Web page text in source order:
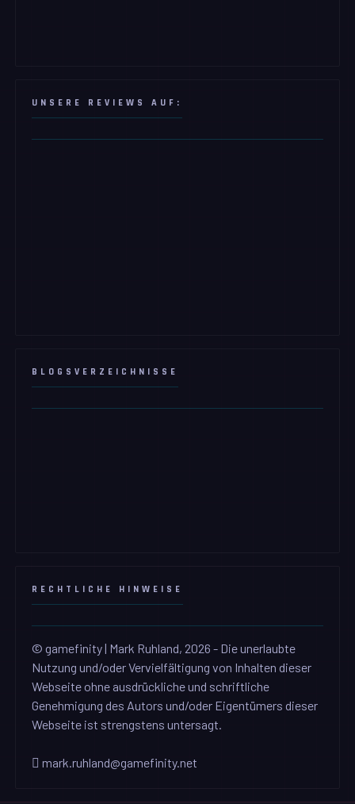
UNSERE REVIEWS AUF:
BLOGSVERZEICHNISSE
RECHTLICHE HINWEISE
© gamefinity | Mark Ruhland, 2026 - Die unerlaubte
Nutzung und/oder Vervielfältigung von Inhalten dieser
Webseite ohne ausdrückliche und schriftliche
Genehmigung des Autors und/oder Eigentümers dieser
Webseite ist strengstens untersagt.
mark.ruhland@gamefinity.net